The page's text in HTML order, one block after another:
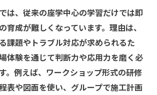
は、従来の座学中心の学習だけでは即
育成が難しくなっています。理由は、
課題やトラブル対応が求められるた
体験を通じて判断力や応用力を磨く必
。例えば、ワークショップ形式の研修
表や図面を使い、グループで施工計画